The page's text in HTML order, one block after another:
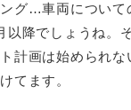
グ…車両について
降でしょうね。
計画は始められ
てます。